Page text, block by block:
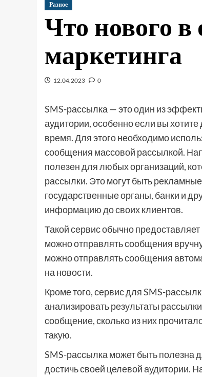
Разное
Что нового в
маркетинга
12.04.2023 0
SMS-рассылка — это один из
аудитории, особенно если вы
время. Для этого необходимо
сообщения массовой рассылкой.
полезен для любых организаций,
рассылки. Это могут быть
государственные органы, банки и
информацию до своих клиентов.
Такой сервис обычно
можно отправлять сообщения
можно отправлять сообщения
на новости.
Кроме того, сервис для SMS-
анализировать результаты
сообщение, сколько из них
такую.
SMS-рассылка может быть полезна
достичь своей целевой аудитории.